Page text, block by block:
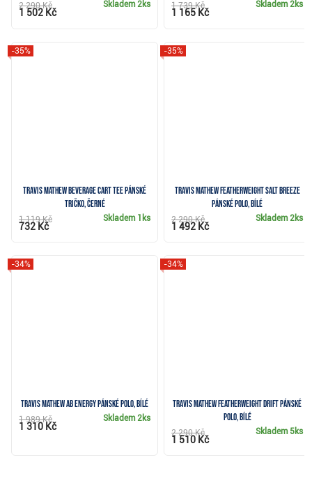
Skladem2ks
2 290 Kč
1 502 Kč
Skladem2ks
1 739 Kč
1 165 Kč
Travis Mathew Beverage Cart Tee pánské
tričko, černé
-35%
Skladem 1ks
1 119 Kč
732 Kč
Travis Mathew Featherweight Salt Breeze
pánské polo, bílé
-35%
Skladem 2ks
2 290 Kč
1 492 Kč
Travis Mathew AB Energy pánské polo, bílé
-34%
Skladem2ks
1 989 Kč
1 310 Kč
Travis Mathew Featherweight Drift pánské
polo, bílé
-34%
Skladem 5ks
2 290 Kč
1 510 Kč